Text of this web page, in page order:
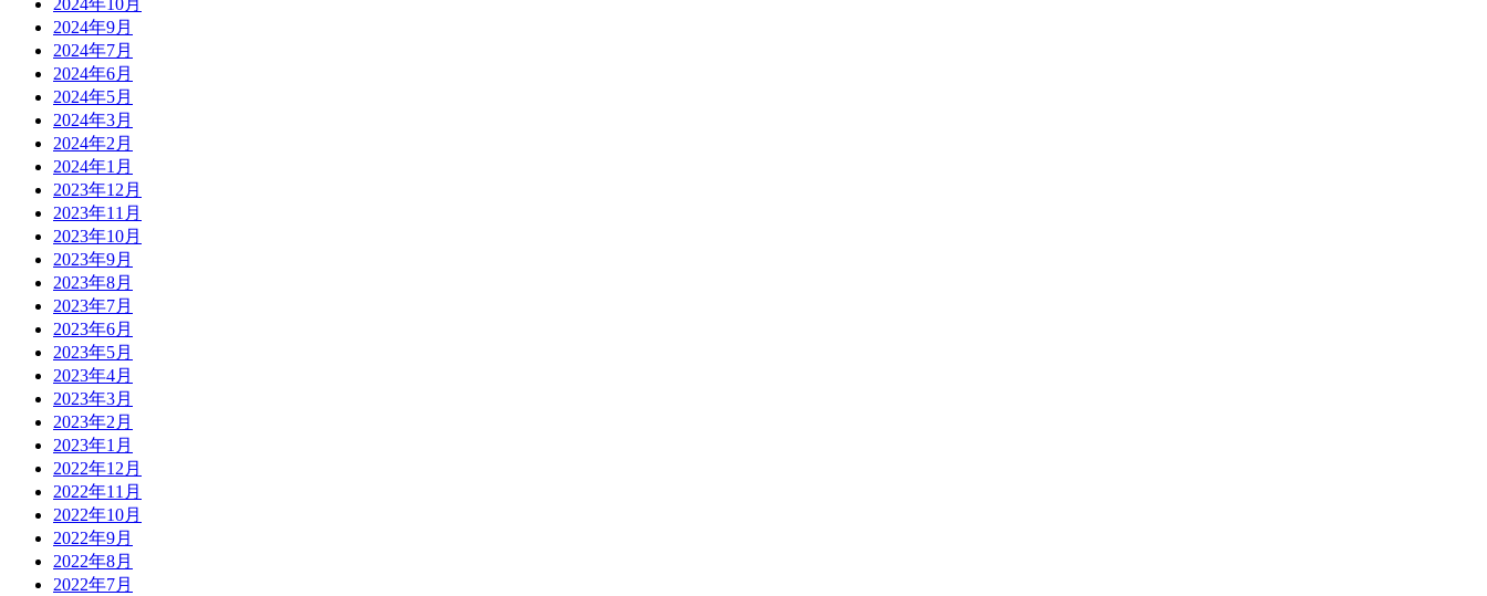
2024年9月
2024年7月
2024年6月
2024年5月
2024年3月
2024年2月
2024年1月
2023年12月
2023年11月
2023年10月
2023年9月
2023年8月
2023年7月
2023年6月
2023年5月
2023年4月
2023年3月
2023年2月
2023年1月
2022年12月
2022年11月
2022年10月
2022年9月
2022年8月
2022年7月